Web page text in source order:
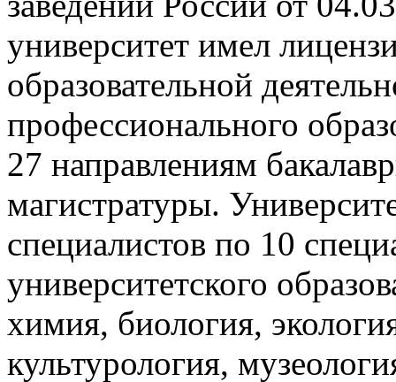
университет имел
образовательной
профессионального
27 направлениям
магистратуры.
специалистов по 10
университетского
химия, биология,
культурология,